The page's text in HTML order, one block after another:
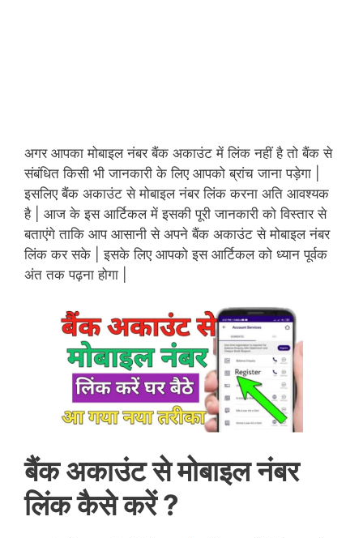
अगर आपका मोबाइल नंबर बैंक अकाउंट में लिंक नहीं है तो बैंक से
संबंधित किसी भी जानकारी के लिए आपको ब्रांच जाना पड़ेगा |
इसलिए बैंक अकाउंट से मोबाइल नंबर लिंक करना अति आवश्यक
है | आज के इस आर्टिकल में इसकी पूरी जानकारी को विस्तार से
बताएंगे ताकि आप आसानी से अपने बैंक अकाउंट से मोबाइल नंबर
लिंक कर सके | इसके लिए आपको इस आर्टिकल को ध्यान पूर्वक
अंत तक पढ़ना होगा |
बैंक अकाउंट से मोबाइल नंबर
लिंक कैसे करें ?